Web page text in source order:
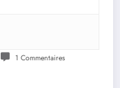
1 Commentaires